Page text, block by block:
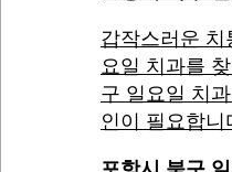
갑작스러운
요일 치과를
구 일요일 치
인이 필요합니